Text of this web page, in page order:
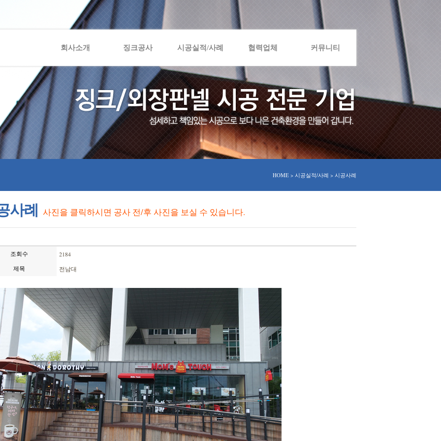
회사소개 징크공사 시공실적/사례 협력업체 커뮤니티
HOME > 시공실적/사례 > 시공사례
사례 사진을 클릭하시면 공사 전/후 사진을 보실 수 있습니다.
조회수 2184
제목 전남대